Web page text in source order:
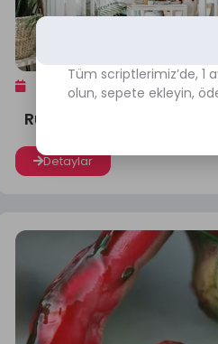
12/30/2023 Rüya Tabirleri
Rüyada Aşk İtirafı Almak
Detaylar
Tüm scriptlerimiz’de, 1
olun, sepete ekleyin,